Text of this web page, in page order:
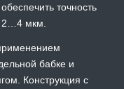
точность
2…4 мкм.
бабке и
Конструкция с